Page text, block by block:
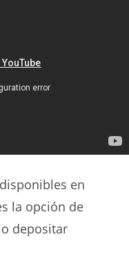
en
la opción de
depositar